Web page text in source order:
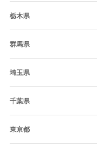
栃木県
群馬県
埼玉県
千葉県
東京都